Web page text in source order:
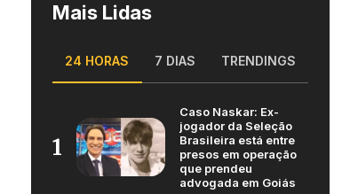
Mais Lidas
24 HORAS 7 DIAS TRENDINGS
1
Caso Naskar: Ex-
jogador da Seleção
Brasileira está entre
presos em operação
que prendeu
advogada em Goiás